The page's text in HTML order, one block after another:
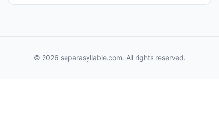
© 2026 separasyllable.com. All rights reserved.